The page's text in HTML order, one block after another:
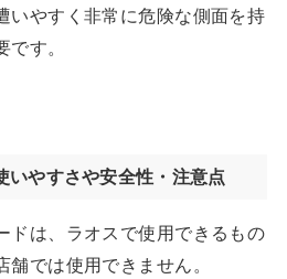
いやすく非常に危険な側面を持
です。
いやすさや安全性・注意点
ドは、ラオスで使用できるもの
では使用できません。